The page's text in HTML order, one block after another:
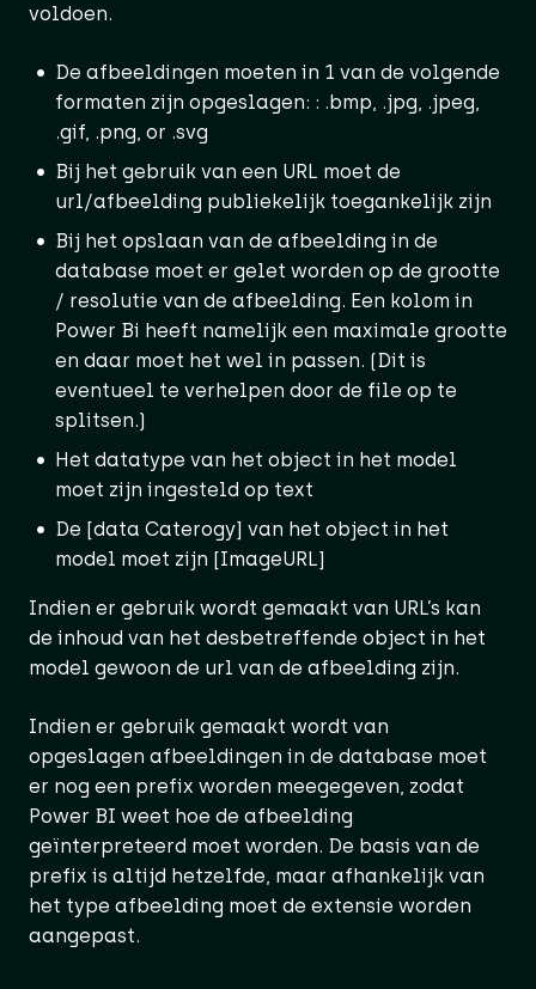
voldoen.
De afbeeldingen moeten in 1 van de volgende
formaten zijn opgeslagen: : .bmp, .jpg, .jpeg,
.gif, .png, or .svg
Bij het gebruik van een URL moet de
url/afbeelding publiekelijk toegankelijk zijn
Bij het opslaan van de afbeelding in de
database moet er gelet worden op de grootte
/ resolutie van de afbeelding. Een kolom in
Power Bi heeft namelijk een maximale grootte
en daar moet het wel in passen. (Dit is
eventueel te verhelpen door de file op te
splitsen.)
Het datatype van het object in het model
moet zijn ingesteld op text
De [data Caterogy] van het object in het
model moet zijn [ImageURL]
Indien er gebruik wordt gemaakt van URL’s kan
de inhoud van het desbetreffende object in het
model gewoon de url van de afbeelding zijn.
Indien er gebruik gemaakt wordt van
opgeslagen afbeeldingen in de database moet
er nog een prefix worden meegegeven, zodat
Power BI weet hoe de afbeelding
geïnterpreteerd moet worden. De basis van de
prefix is altijd hetzelfde, maar afhankelijk van
het type afbeelding moet de extensie worden
aangepast.